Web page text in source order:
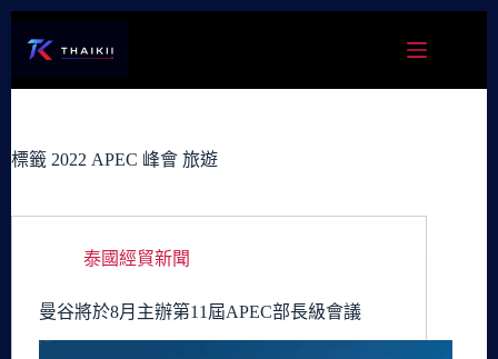
容
標籤 2022 APEC 峰會 旅遊
泰國經貿新聞
曼谷將於8月主辦第11屆APEC部長級會議